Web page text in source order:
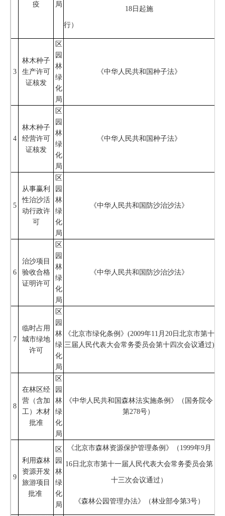
疫
局
18日起施
行）
3
林木种子
生产许可
证核发
区
园
林
绿
化
局
《中华人民共和国种子法》
4
林木种子
经营许可
证核发
区
园
林
绿
化
局
《中华人民共和国种子法》
5
从事赢利
性治沙活
动行政许
可
区
园
林
绿
化
局
《中华人民共和国防沙治沙法》
6
治沙项目
验收合格
证明许可
区
园
林
绿
化
局
《中华人民共和国防沙治沙法》
7
临时占用
城市绿地
许可
区
园
林
绿
化
局
《北京市绿化条例》(2009年11月20日北京市第十
三届人民代表大会常务委员会第十四次会议通过)
8
在林区经
营（含加
工）木材
批准
区
园
林
绿
化
局
《中华人民共和国森林法实施条例》（国务院令
第278号）
9
利用森林
资源开发
旅游项目
批准
区
园
林
绿
化
局
《北京市森林资源保护管理条例》（1999年9月
16日北京市第十一届人民代表大会常务委员会第
十三次会议通过）
《森林公园管理办法》（林业部令第3号）